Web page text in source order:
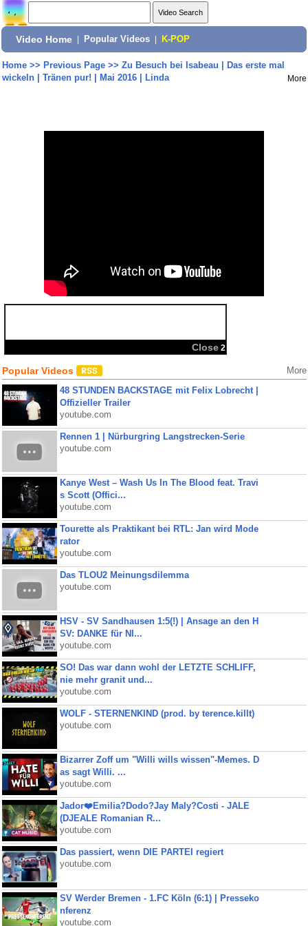
Video Home Popular Videos K-POP
Home>> Previous Page>> Zu Besuch bei Isabeau | Das erste mal
wickeln | Tränen pur! | Mai 2016 | Linda
More
Close 2
Share:
Popular Videos More
48 STUNDEN BACKSTAGE mit Felix Lobrecht |
Offizieller Trailer
youtube.com
Rennen 1 | Nürburgring Langstrecken-Serie
youtube.com
Kanye West – Wash Us In The Blood feat. Travi
s Scott (Offici...
youtube.com
Tourette als Praktikant bei RTL: Jan wird Mode
rator
youtube.com
Das TLOU2 Meinungsdilemma
youtube.com
HSV - SV Sandhausen 1:5(!) | Ansage an den H
SV: DANKE für NI...
youtube.com
SO! Das war dann wohl der LETZTE SCHLIFF,
nie mehr granit und...
youtube.com
WOLF - STERNENKIND (prod. by terence.killt)
youtube.com
Bizarrer Zoff um "Willi wills wissen"-Memes. D
as sagt Willi. ...
youtube.com
Jador❤️Emilia?Dodo?Jay Maly?Costi - JALE
(DJEALE Romanian R...
youtube.com
Das passiert, wenn DIE PARTEI regiert
youtube.com
SV Werder Bremen - 1.FC Köln (6:1) | Presseko
nferenz
youtube.com